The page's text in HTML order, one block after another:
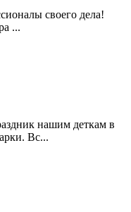
своего дела!
...
нашим деткам в
Вс...